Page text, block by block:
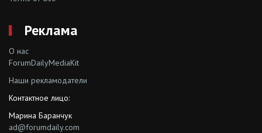
Реклама
О нас
ForumDailyMediaKit
Наши рекламодатели
Контактное лицо:
Марина Баранчук
ad@forumdaily.com